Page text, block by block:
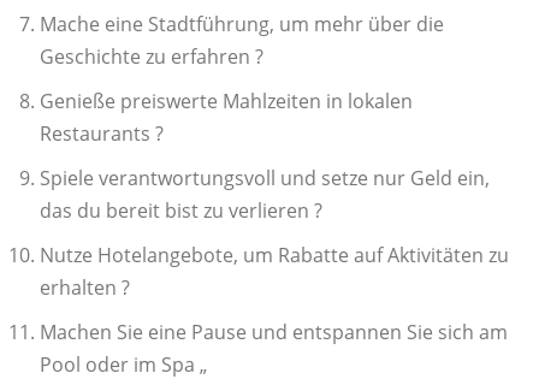
Mache eine Stadtführung, um mehr über die
Geschichte zu erfahren ?️
Genieße preiswerte Mahlzeiten in lokalen
Restaurants ?
Spiele verantwortungsvoll und setze nur Geld ein,
das du bereit bist zu verlieren ?
Nutze Hotelangebote, um Rabatte auf Aktivitäten zu
erhalten ?
Machen Sie eine Pause und entspannen Sie sich am
Pool oder im Spa „